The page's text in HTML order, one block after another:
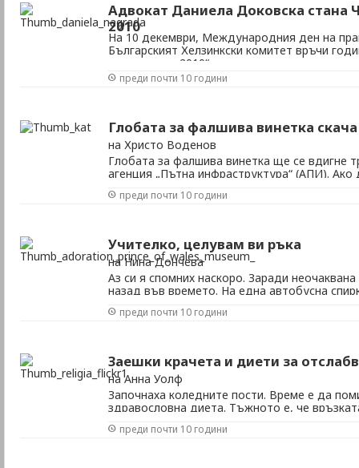
Адвокат Даниела Доковска стана
2010
На 10 декември, Международния ден на
Българският Хелзинкски комитет връчи
на годината 2010“ за принос към правата
тази година отиде в ръцете на адвокат
застъпничеството ѝ за правата на децата
преди почти 10 години
Глобата за фалшива винетка
на Христо Воденов
Глобата за фалшива винетка ще се вдигне
агенция „Пътна инфраструктура“ (АПИ).
автомобил и 1000 лв. за камион. От
преди почти 10 години
Учителко, целувам ви ръка
на Нина Дончева
Аз си я спомних наскоро. Заради
назад във времето. На една автобусна
беше любимата ми учителка и имах
преди почти 10 години
Заешки крачета и диети за
на Анна Уолф
Започнаха коледните пости. Време е да
здравословна диета. Тъжното е, че
новинарска емисия, в която поредният
преди почти 10 години